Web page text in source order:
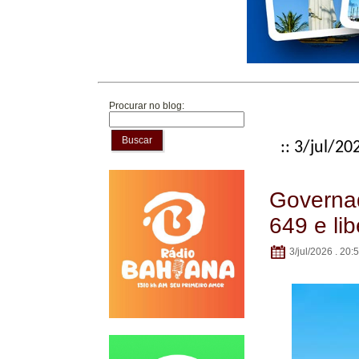
Procurar no blog:
Buscar :: 3/jul/
649 e
3/jul/2026 .